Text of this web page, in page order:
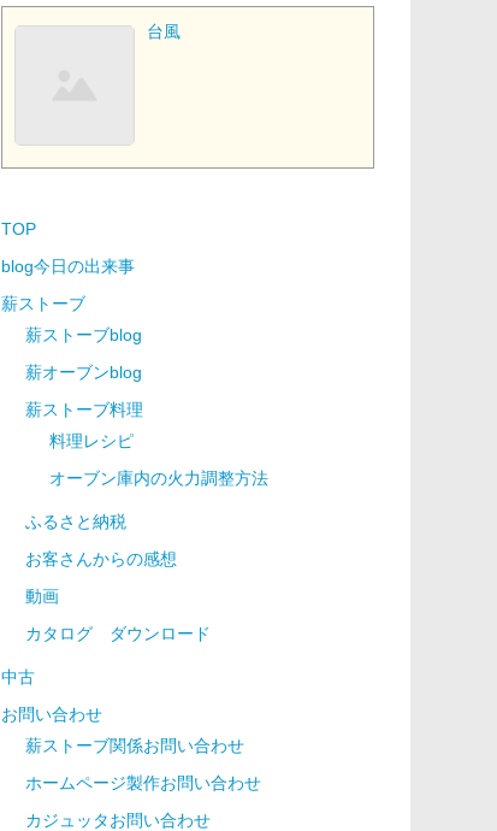
台風
TOP
blog今日の出来事
薪ストーブ
薪ストーブblog
薪オーブンblog
薪ストーブ料理
料理レシピ
オーブン庫内の火力調整方法
ふるさと納税
お客さんからの感想
動画
カタログ ダウンロード
中古
お問い合わせ
薪ストーブ関係お問い合わせ
ホームページ製作お問い合わせ
カジュッタお問い合わせ